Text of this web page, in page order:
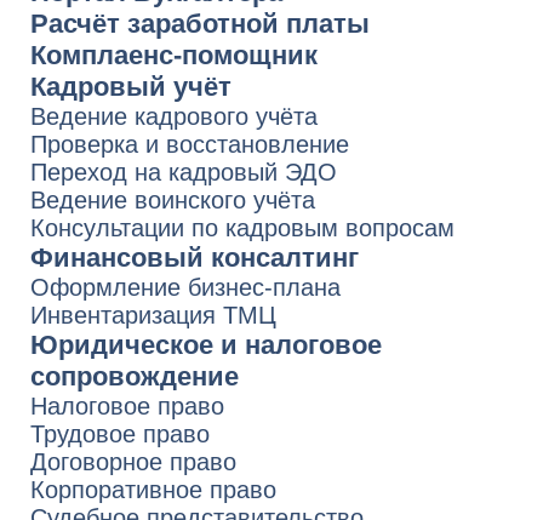
По вопросам качества обращайтесь
на Горячую линию СберРешений
8 800 700-13-76
quality.hotline@sber-solutions.ru
пн-чт с 08:00 до 19:00
пт с 08:00 до 18:00